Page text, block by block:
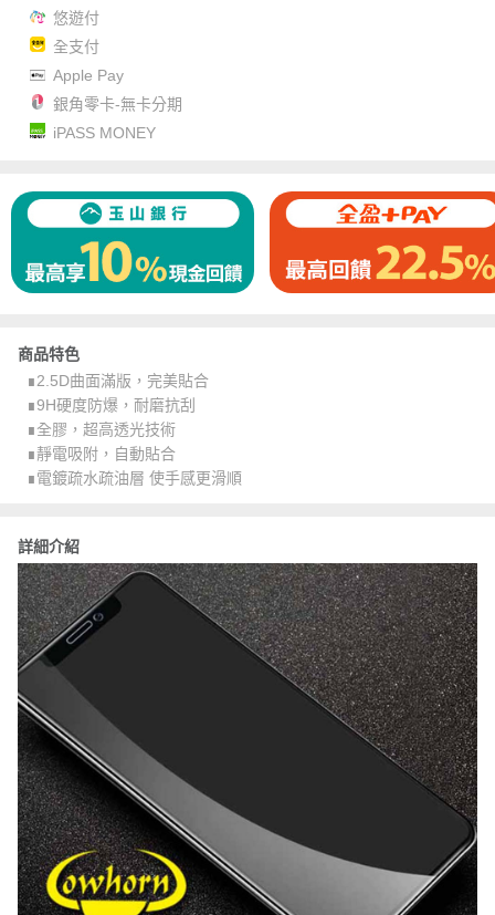
悠遊付
全支付
Apple Pay
銀角零卡-無卡分期
iPASS MONEY
商品特色
∎2.5D曲面滿版，完美貼合
∎9H硬度防爆，耐磨抗刮
∎全膠，超高透光技術
∎靜電吸附，自動貼合
∎電鍍疏水疏油層 使手感更滑順
詳細介紹